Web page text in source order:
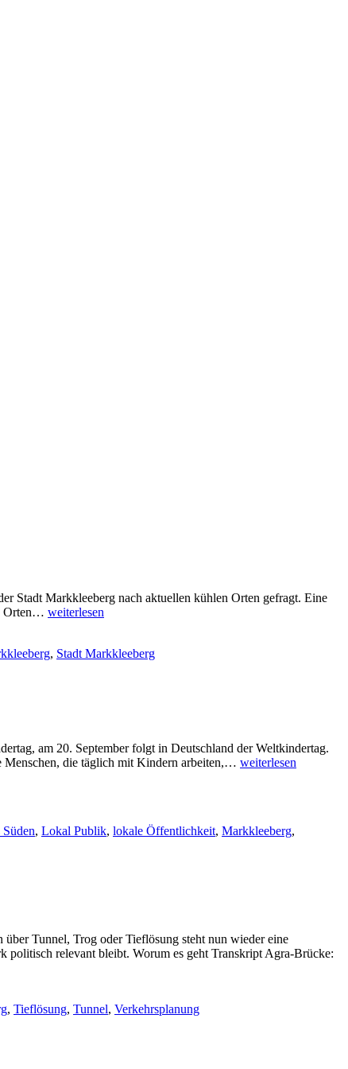
Stadt Markkleeberg nach aktuellen kühlen Orten gefragt. Eine
Orten… Wohin
in
weiterlesen
, Stadt Markkleeberg
am 20. September folgt in Deutschland der Weltkindertag.
Menschen, die täglich mit Kindern arbeiten,… Themenradar
weiterlesen
, Lokal Publik, lokale Öffentlichkeit, Markkleeberg,
Tunnel, Trog oder Tieflösung steht nun wieder eine
politisch relevant bleibt. Worum es geht Transkript Agra-Brücke:
, Tieflösung, Tunnel, Verkehrsplanung